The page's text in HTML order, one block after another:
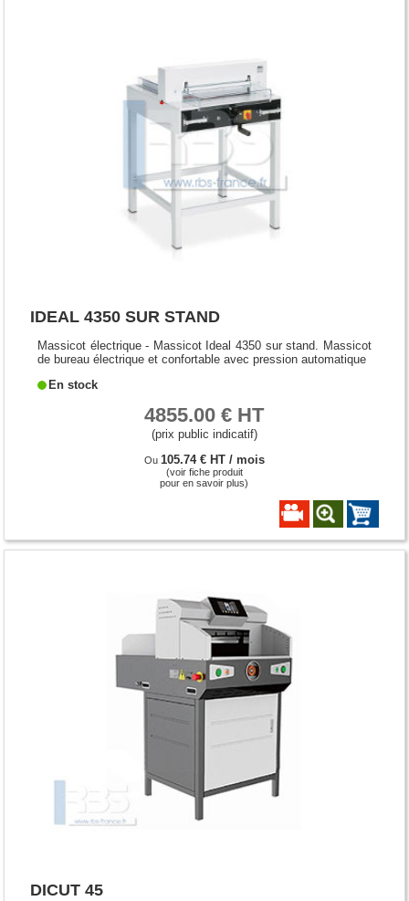
IDEAL 4350 SUR STAND
Massicot électrique - Massicot Ideal 4350 sur stand. Massicot
de bureau électrique et confortable avec pression automatique
En stock
4855.00 € HT
(prix public indicatif)
Ou 105.74 € HT / mois
(voir fiche produit
pour en savoir plus)
DICUT 45